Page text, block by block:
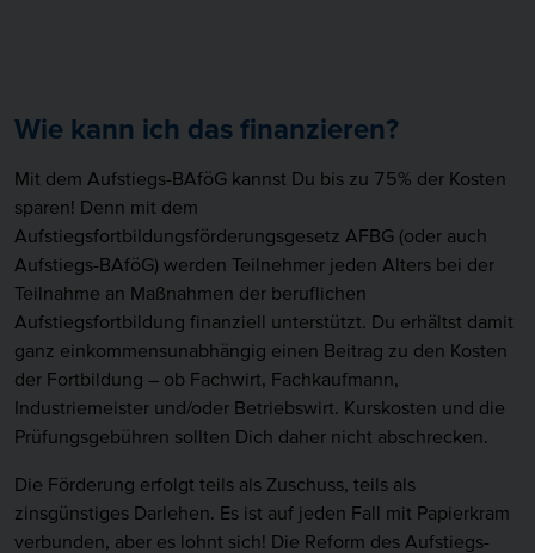
richtige für mich?
Wenn Du für Deine berufliche Karriere alle
Aufstiegsmöglichkeiten ausschöpfen, Dich fachlich und
menschlich weiterentwickeln, eine Rolle als Führungskraft
übernehmen und nicht nur im Hörsaal sitzen möchtest, dann
ist die Höhere Berufsbildung der richtige Weg für Dich.
In welchen Branchen kann ich die Höhere
Berufsbildung durchlaufen?
Ausbildungsberufe setzen etwa 70 Abschlüsse der Höheren
Berufsbildung an – ob speziell für die
Gesundheitswirtschaft, Industrie, Dienstleistung, Groß- und
Wie kann ich das finanzieren?
Mit dem Aufstiegs-BAföG kannst Du bis zu 75% der Kosten
sparen! Denn mit dem
Aufstiegsfortbildungsförderungsgesetz AFBG (oder auch
Aufstiegs-BAföG) werden Teilnehmer jeden Alters bei der
Teilnahme an Maßnahmen der beruflichen
Aufstiegsfortbildung finanziell unterstützt. Du erhältst damit
ganz einkommensunabhängig einen Beitrag zu den Kosten
der Fortbildung – ob Fachwirt, Fachkaufmann,
Industriemeister und/oder Betriebswirt. Kurskosten und die
Prüfungsgebühren sollten Dich daher nicht abschrecken.
Die Förderung erfolgt teils als Zuschuss, teils als
zinsgünstiges Darlehen. Es ist auf jeden Fall mit Papierkram
verbunden, aber es lohnt sich! Die Reform des Aufstiegs-